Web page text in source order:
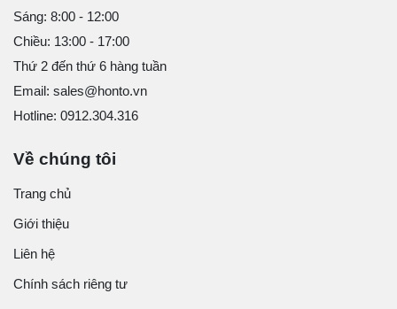
Sáng: 8:00 - 12:00
Chiều: 13:00 - 17:00
Thứ 2 đến thứ 6 hàng tuần
Email: sales@honto.vn
Hotline: 0912.304.316
Về chúng tôi
Trang chủ
Giới thiệu
Liên hệ
Chính sách riêng tư